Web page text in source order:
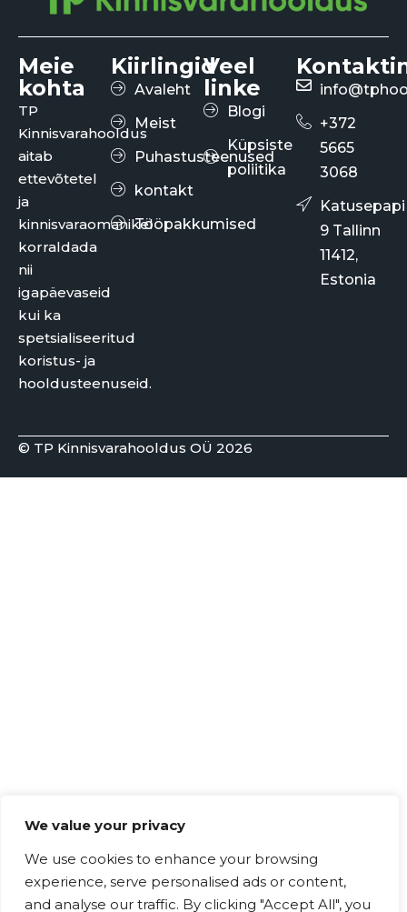
We value your privacy
We use cookies to enhance your browsing
experience, serve personalised ads or content,
and analyse our traffic. By clicking "Accept All", you
Meie
kohta
TP
Kinnisvarahooldus
aitab
ettevõtetel
ja
kinnisvaraomanikel
korraldada
nii
igapäevaseid
kui ka
spetsialiseeritud
koristus- ja
hooldusteenuseid.
Kiirlingid
Avaleht
Meist
Puhastusteenused
kontakt
Tööpakkumised
Veel
linke
Blogi
Küpsiste
poliitika
+372
5665
3068
Katusepapi
9 Tallinn
11412,
Estonia
© TP Kinnisvarahooldus OÜ 2026